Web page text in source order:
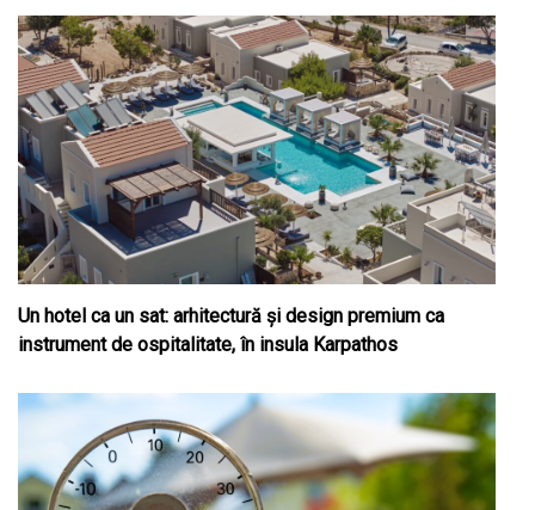
Un hotel ca un sat: arhitectură și design premium ca
instrument de ospitalitate, în insula Karpathos